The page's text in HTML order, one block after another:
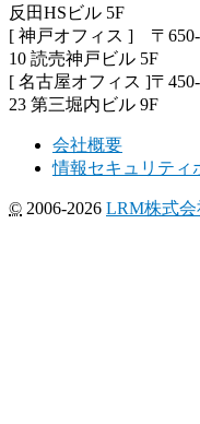
反田HSビル 5F
[ 神戸オフィス ] 〒650-
10 読売神戸ビル 5F
[ 名古屋オフィス ]〒
23 第三堀内ビル 9F
会社概要
情報セキュリティ
© 2006-2026 LRM株式会